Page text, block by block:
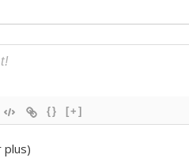
{} [+]
plus)